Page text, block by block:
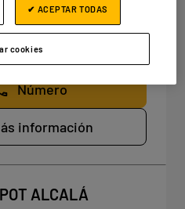
PARLA
20,
Número
información
ALCALÁ
cookies
✔ ACEPTAR TODAS